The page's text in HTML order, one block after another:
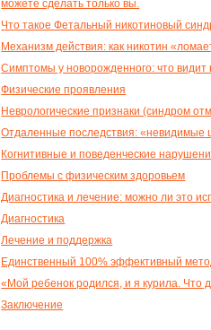
Что такое Фетальный никотиновый
Механизм действия: как никотин
Симптомы у новорожденного: что
Физические проявления
Неврологические признаки (синдром
Отдаленные последствия:
Когнитивные и поведенческие
Проблемы с физическим здоровьем
Диагностика и лечение: можно ли это
Диагностика
Лечение и поддержка
Единственный 100% эффективный
«Мой ребенок родился, и я курила. Что
Заключение